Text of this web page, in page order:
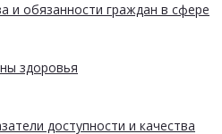
и обязанности граждан в сфере
здоровья
доступности и качества